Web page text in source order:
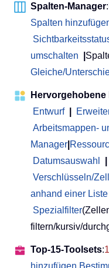
Spalten-Manager:
Spalten
umschalten
Gleiche/
Entwurf
Arbeitsmappen-
Manager
Datumsauswahl
Verschlüsseln/
anhand einer
Spezialfilter
filtern/kursiv/
Top-15-Toolsets:
hinzufügen,